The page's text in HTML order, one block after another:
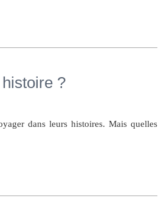
?
dans leurs histoires. Mais quelles